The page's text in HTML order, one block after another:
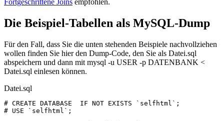
Die Beispiel-Tabellen als MySQL-Dump
Für den Fall, dass Sie die unten stehenden Beispiele nachvollziehen
wollen finden Sie hier den Dump-Code, den Sie als Datei.sql
abspeichern und dann mit mysql -u USER -p DATENBANK <
Datei.sql einlesen können.
Datei.sql
# CREATE DATABASE IF NOT EXISTS ` selfhtml ` ;
# USE ` selfhtml ` ;